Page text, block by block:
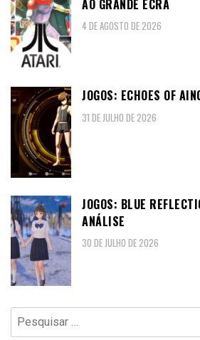
AO GRANDE ECRÃ
4 DE AGOSTO DE 2026
JOGOS: ECHOES OF
31 DE JULHO DE 2026
JOGOS: BLUE
ANÁLISE
30 DE JULHO DE 2026
Pesquisar
por: